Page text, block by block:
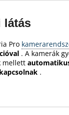
látás
Pro
. A kamerák
mellett
.